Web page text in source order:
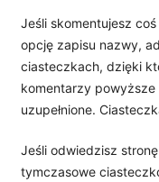
Jeśli skomentujesz
opcję zapisu nazwy,
ciasteczkach, dzięki
komentarzy
uzupełnione.
Jeśli odwiedzisz
tymczasowe
Mapa Strony
Polityka